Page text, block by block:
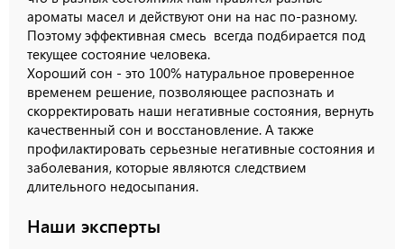
ароматы масел и действуют они на нас по-разному.
Поэтому эффективная смесь всегда подбирается под
текущее состояние человека.
Хороший сон - это 100% натуральное проверенное
временем решение, позволяющее распознать и
скорректировать наши негативные состояния, вернуть
качественный сон и восстановление. А также
профилактировать серьезные негативные состояния и
заболевания, которые являются следствием
длительного недосыпания.
Наши эксперты